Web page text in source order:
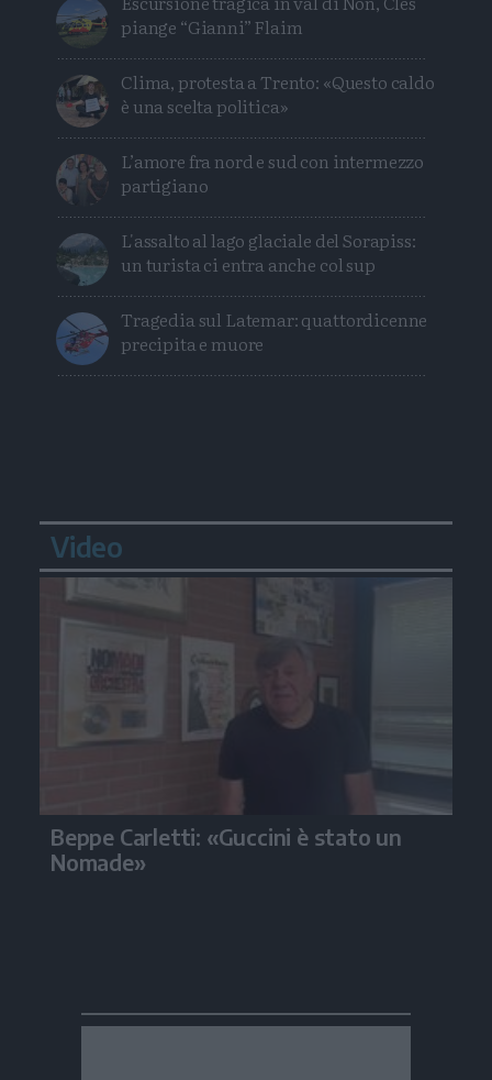
piange “Gianni” Flaim
Clima, protesta a Trento: «Questo caldo
è una scelta politica»
L’amore fra nord e sud con intermezzo
partigiano
L'assalto al lago glaciale del Sorapiss:
un turista ci entra anche col sup
Tragedia sul Latemar: quattordicenne
precipita e muore
Video
Beppe Carletti: «Guccini è stato un
Nomade»